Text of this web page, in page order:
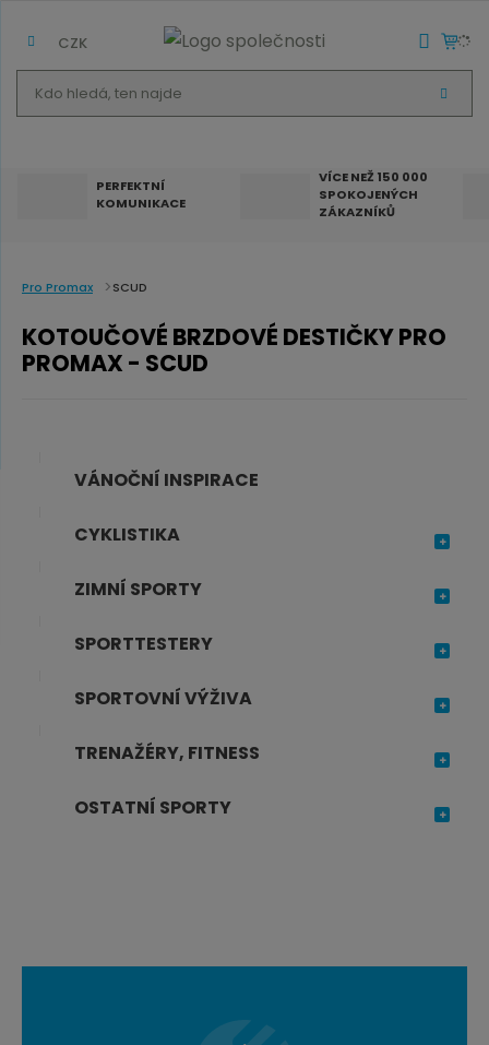
d
á
t
e
V
Y
CZK
PERFEKTNÍ
KOMUNIKACE
VÍCE NEŽ 150 000
SPOKOJENÝCH
ZÁKAZNÍKŮ
Pro Promax SCUD
KOTOUČOVÉ BRZDOVÉ DESTIČKY PRO
PROMAX - SCUD
VÁNOČNÍ INSPIRACE
CYKLISTIKA
ZIMNÍ SPORTY
SPORTTESTERY
SPORTOVNÍ VÝŽIVA
TRENAŽÉRY, FITNESS
OSTATNÍ SPORTY